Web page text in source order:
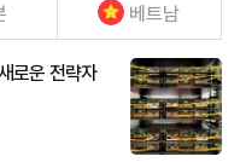
베트남
로운 전략자